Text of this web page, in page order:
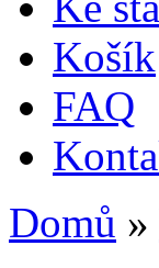
Košík
FAQ
Jste zde
Domů »